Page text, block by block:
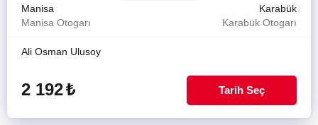
Manisa
Karabük
Manisa Otogarı
Karabük Otogarı
Ali Osman Ulusoy
2 192₺ Tarih Seç